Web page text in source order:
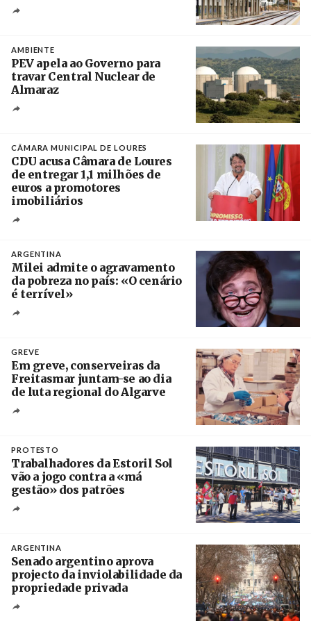
AMBIENTE
PEV apela ao Governo para
travar Central Nuclear de
Almaraz
CÂMARA MUNICIPAL DE LOURES
CDU acusa Câmara de Loures
de entregar 1,1 milhões de
euros a promotores
imobiliários
ARGENTINA
Milei admite o agravamento
da pobreza no país: «O cenário
é terrível»
GREVE
Em greve, conserveiras da
Freitasmar juntam-se ao dia
de luta regional do Algarve
PROTESTO
Trabalhadores da Estoril Sol
vão a jogo contra a «má
gestão» dos patrões
ARGENTINA
Senado argentino aprova
projecto da inviolabilidade da
propriedade privada